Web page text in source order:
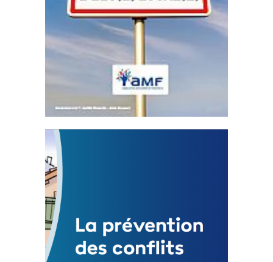
Statut de l’élu local
3 avril 2024
Mise à jour avril 2024
FEUILLETER